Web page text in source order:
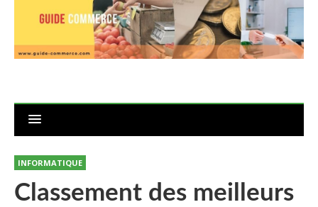
INFORMATIQUE
Classement des meilleurs